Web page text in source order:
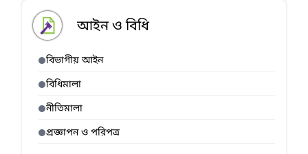
আইন ও বিধি
বিভাগীয় আইন
বিধিমালা
নীতিমালা
প্রজ্ঞাপন ও পরিপত্র